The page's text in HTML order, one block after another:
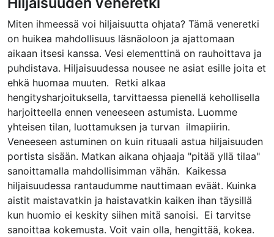
Miten ihmeessä voi hiljaisuutta ohjata? Tämä veneretki
on huikea mahdollisuus läsnäoloon ja ajattomaan
aikaan itsesi kanssa. Vesi elementtinä on rauhoittava ja
puhdistava. Hiljaisuudessa nousee ne asiat esille joita et
ehkä huomaa muuten. Retki alkaa
hengitysharjoituksella, tarvittaessa pienellä kehollisella
harjoitteella ennen veneeseen astumista. Luomme
yhteisen tilan, luottamuksen ja turvan ilmapiirin.
Veneeseen astuminen on kuin rituaali astua hiljaisuuden
portista sisään. Matkan aikana ohjaaja "pitää yllä tilaa"
sanoittamalla mahdollisimman vähän. Kaikessa
hiljaisuudessa rantaudumme nauttimaan eväät. Kuinka
aistit maistavatkin ja haistavatkin kaiken ihan täysillä
kun huomio ei keskity siihen mitä sanoisi. Ei tarvitse
sanoittaa kokemusta. Voit vain olla, hengittää, kokea.